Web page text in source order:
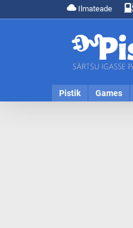
Ilmateade
Pistik Games